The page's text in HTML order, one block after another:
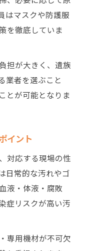
なことを知る
はマスクや防護服
を徹底していま
担が大きく、遺族
業者を選ぶこと
とが可能となりま
イント
対応する現場の性
日常的な汚れやゴ
液・体液・腐敗
症リスクが高い汚
専用機材が不可欠